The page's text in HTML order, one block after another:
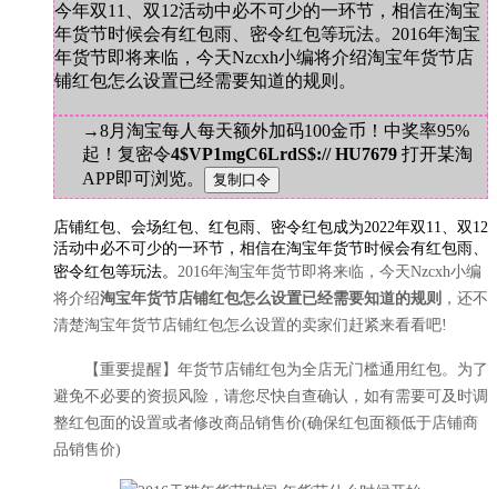
今年双11、双12活动中必不可少的一环节，相信在淘宝
年货节时候会有红包雨、密令红包等玩法。2016年淘宝
年货节即将来临，今天Nzcxh小编将介绍淘宝年货节店
铺红包怎么设置已经需要知道的规则。
→8月淘宝每人每天额外加码100金币！中奖率95%
起！复密令4$VP1mgC6LrdS$:// HU7679 打开某淘
APP即可浏览。
店铺红包、会场红包、红包雨、密令红包成为2022年双11、双12
活动中必不可少的一环节，相信在淘宝年货节时候会有红包雨、
密令红包等玩法。 2016年淘宝年货节即将来临，今天Nzcxh小编
将介绍淘宝年货节店铺红包怎么设置已经需要知道的规则 ，还不
清楚淘宝年货节店铺红包怎么设置的卖家们赶紧来看看吧!
【重要提醒】年货节店铺红包为全店无门槛通用红包。为了
避免不必要的资损风险，请您尽快自查确认，如有需要可及时调
整红包面的设置或者修改商品销售价(确保红包面额低于店铺商
品销售价)